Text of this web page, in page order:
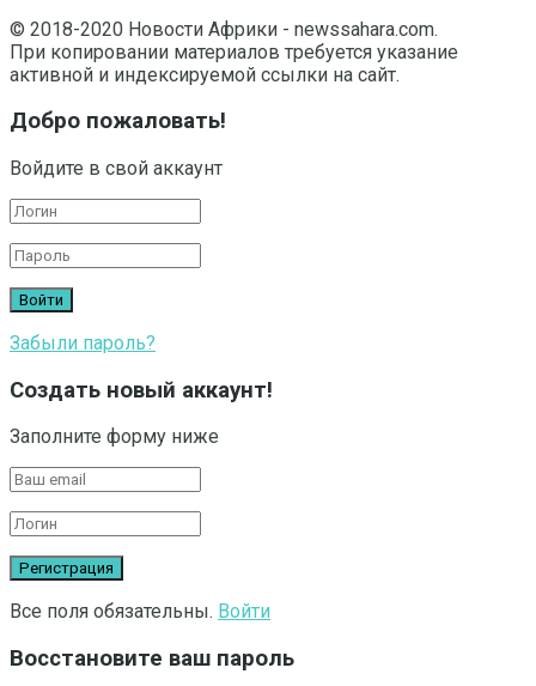
© 2018-2020 Новости Африки - newssahara.com.
При копировании материалов требуется указание
активной и индексируемой ссылки на сайт.
Добро пожаловать!
Войдите в свой аккаунт
Забыли пароль?
Создать новый аккаунт!
Заполните форму ниже
Все поля обязательны. Войти
Восстановите ваш пароль